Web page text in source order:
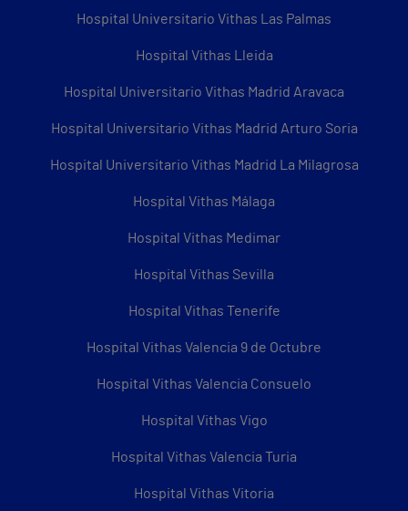
Hospital Universitario Vithas Las Palmas
Hospital Vithas Lleida
Hospital Universitario Vithas Madrid Aravaca
Hospital Universitario Vithas Madrid Arturo Soria
Hospital Universitario Vithas Madrid La Milagrosa
Hospital Vithas Málaga
Hospital Vithas Medimar
Hospital Vithas Sevilla
Hospital Vithas Tenerife
Hospital Vithas Valencia 9 de Octubre
Hospital Vithas Valencia Consuelo
Hospital Vithas Vigo
Hospital Vithas Valencia Turia
Hospital Vithas Vitoria